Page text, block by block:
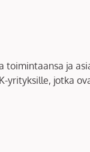
ja
jotka